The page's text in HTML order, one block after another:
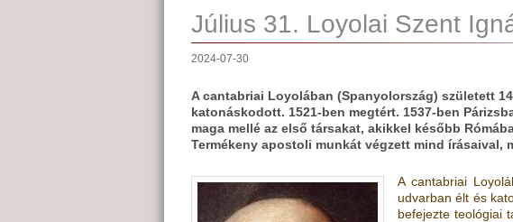
Július 31. Loyolai Szent
2024-07-30
A cantabriai Loyolában (Spanyolország) született
katonáskodott. 1521-ben megtért. 1537-ben
maga mellé az első társakat, akikkel később
Termékeny apostoli munkát végzett mind írásaival,
A cantabriai
udvarban élt és
befejezte teológiai